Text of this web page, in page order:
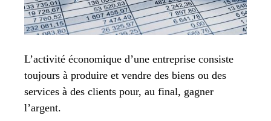
L’activité économique d’une entreprise consiste
toujours à produire et vendre des biens ou des
services à des clients pour, au final, gagner
l’argent.